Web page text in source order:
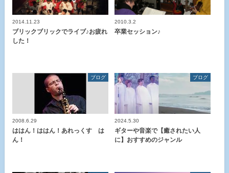
2014.11.23
ブリックブリックでライブ♪お疲れ
した！
2010.3.2
卒業セッション♪
ブログ
2008.6.29
ははん！ははん！あれっくす は
ん！
ブログ
2024.5.30
ギターや音楽で【癒されたい人
に】おすすめのジャンル